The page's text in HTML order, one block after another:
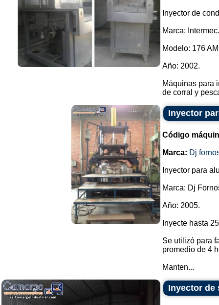
Inyector de
Marca: Intermec.
Modelo: 176
Año: 2002.
Máquinas para
de corral y
Inyector
Código
Marca: Dj
Inyector para
Marca: Dj
Año: 2005.
Inyecte hasta
Se utilizó para
promedio de 4
Manten...
Inyector de